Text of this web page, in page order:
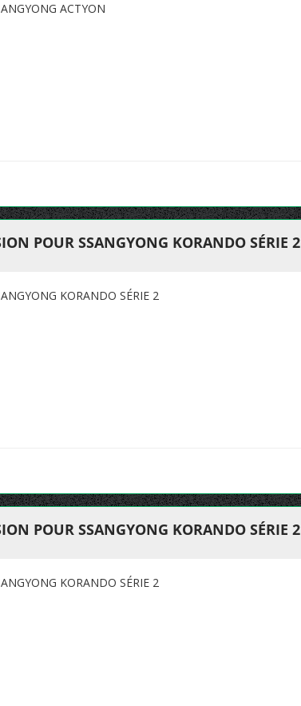
ACTYON
POUR SSANGYONG KORANDO SÉRIE 2
KORANDO SÉRIE 2
POUR SSANGYONG KORANDO SÉRIE 2
KORANDO SÉRIE 2